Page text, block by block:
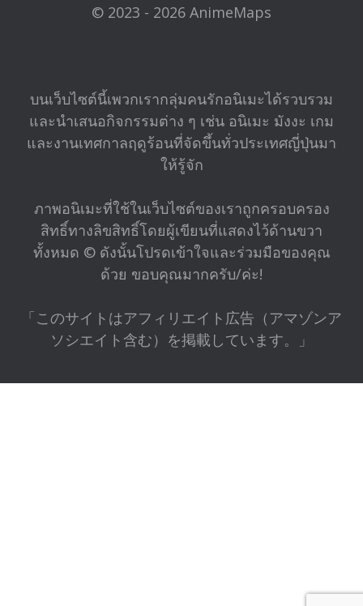
© 2023 - 2026 AnimeMaps
บนเว็บไซต์นี้เพวกเรากลุ่มคนรักอนิเมะได้รวบรวม
และนำเสนอกิจกรรมต่าง ๆ เช่น อนิเมะ มังงะ เกม
และงานเทศกาลฤดูร้อนที่จัดขึ้นทั่วประเทศญี่ปุ่นมา
ให้รู้จัก
ภาพอนิเมะที่ใช้ในเว็บไซต์ของเราถูกครอบครอง
สิทธิ์ทางลิขสิทธิ์โดยผู้เขียนที่แสดงไว้ด้านขวา
ทั้งหมด © ดังนั้นโปรดเข้าใจและร่วมมือของคุณ
ด้วย ขอบคุณมากครับ/ค่ะ!
「このサイトはアフィリエイト広告（アマゾンア
ソシエイト含む）を掲載しています。」